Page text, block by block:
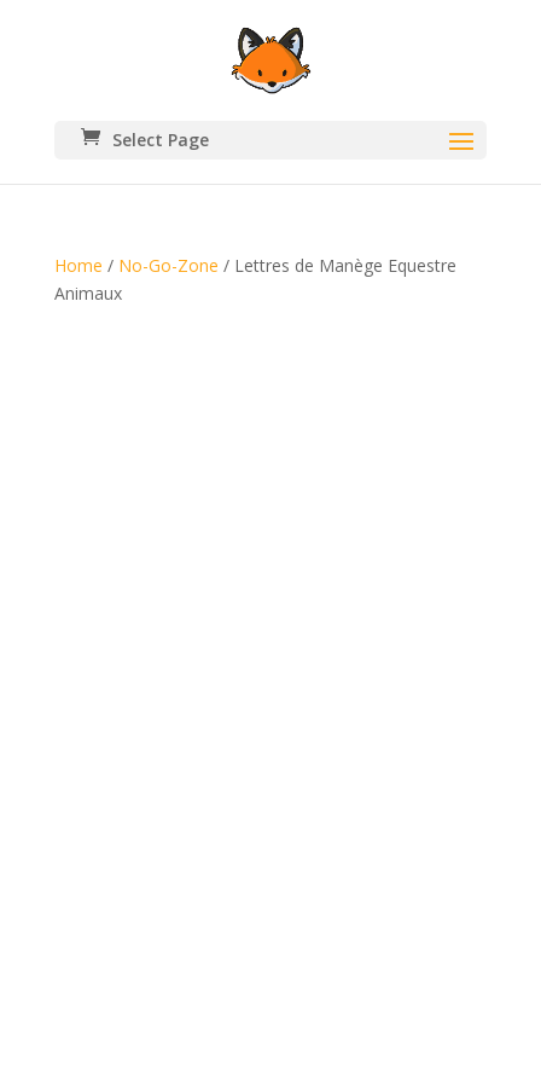
Select Page
Home / No-Go-Zone / Lettres de Manège Equestre
Animaux